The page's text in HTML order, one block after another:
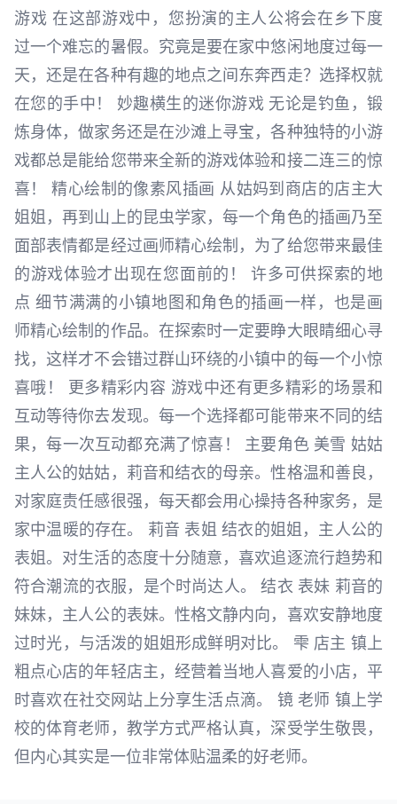
游戏 在这部游戏中，您扮演的主人公将会在乡下度
过一个难忘的暑假。究竟是要在家中悠闲地度过每一
天，还是在各种有趣的地点之间东奔西走？选择权就
在您的手中！ 妙趣横生的迷你游戏 无论是钓鱼，锻
炼身体，做家务还是在沙滩上寻宝，各种独特的小游
戏都总是能给您带来全新的游戏体验和接二连三的惊
喜！ 精心绘制的像素风插画 从姑妈到商店的店主大
姐姐，再到山上的昆虫学家，每一个角色的插画乃至
面部表情都是经过画师精心绘制，为了给您带来最佳
的游戏体验才出现在您面前的！ 许多可供探索的地
点 细节满满的小镇地图和角色的插画一样，也是画
师精心绘制的作品。在探索时一定要睁大眼睛细心寻
找，这样才不会错过群山环绕的小镇中的每一个小惊
喜哦！ 更多精彩内容 游戏中还有更多精彩的场景和
互动等待你去发现。每一个选择都可能带来不同的结
果，每一次互动都充满了惊喜！ 主要角色 美雪 姑姑
主人公的姑姑，莉音和结衣的母亲。性格温和善良，
对家庭责任感很强，每天都会用心操持各种家务，是
家中温暖的存在。 莉音 表姐 结衣的姐姐，主人公的
表姐。对生活的态度十分随意，喜欢追逐流行趋势和
符合潮流的衣服，是个时尚达人。 结衣 表妹 莉音的
妹妹，主人公的表妹。性格文静内向，喜欢安静地度
过时光，与活泼的姐姐形成鲜明对比。 雫 店主 镇上
粗点心店的年轻店主，经营着当地人喜爱的小店，平
时喜欢在社交网站上分享生活点滴。 镜 老师 镇上学
校的体育老师，教学方式严格认真，深受学生敬畏，
但内心其实是一位非常体贴温柔的好老师。